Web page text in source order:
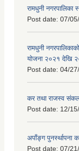
रामधुनी नगरपालिका
Post date: 07/
रामधुनी
योजना २०२१ देखि
Post date: 04/
कर तथा राजस्व
Post date: 12/
अपाँङ्ग पुनर्स्थापना
Post date: 07/